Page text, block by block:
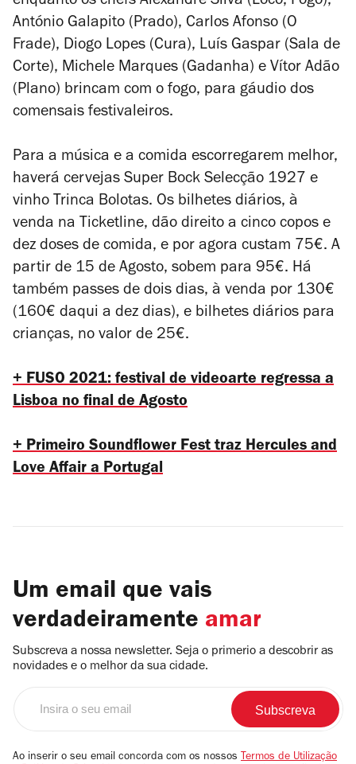
António Galapito (Prado), Carlos Afonso (O
Frade), Diogo Lopes (Cura), Luís Gaspar (Sala de
Corte), Michele Marques (Gadanha) e Vítor Adão
(Plano) brincam com o fogo, para gáudio dos
comensais festivaleiros.
Para a música e a comida escorregarem melhor,
haverá cervejas Super Bock Selecção 1927 e
vinho Trinca Bolotas. Os bilhetes diários, à
venda na Ticketline, dão direito a cinco copos e
dez doses de comida, e por agora custam 75€. A
partir de 15 de Agosto, sobem para 95€. Há
também passes de dois dias, à venda por 130€
(160€ daqui a dez dias), e bilhetes diários para
crianças, no valor de 25€.
+ FUSO 2021: festival de videoarte regressa a
Lisboa no final de Agosto
+ Primeiro Soundflower Fest traz Hercules and
Love Affair a Portugal
Um email que vais
verdadeiramente amar
Subscreva a nossa newsletter. Seja o primerio a descobrir as
novidades e o melhor da sua cidade.
email
Ao inserir o seu email concorda com os nossos Termos de Utilização